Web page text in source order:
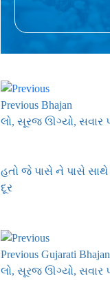
Previous Bhajan
લો, સૂરજ ઊગ્યો, સવાર
હતો જે પાસે ને પાસે સાથે
દૂર
Previous Gujarati Bhajan
લો, સૂરજ ઊગ્યો, સવાર